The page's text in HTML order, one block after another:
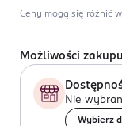
Ceny mogą się różnić
Możliwości
Nie
Wybierz